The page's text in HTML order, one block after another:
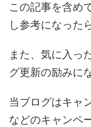
この記事を含め
し参考になった
また、気に入っ
グ更新の励みに
当ブログはキャ
などのキャンペ